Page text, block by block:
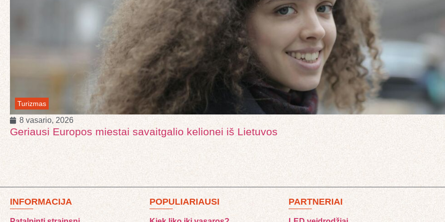
Turizmas
8 vasario, 2026
Geriausi Europos miestai savaitgalio kelionei iš Lietuvos
INFORMACIJA POPULIARIAUSI PARTNERIAI